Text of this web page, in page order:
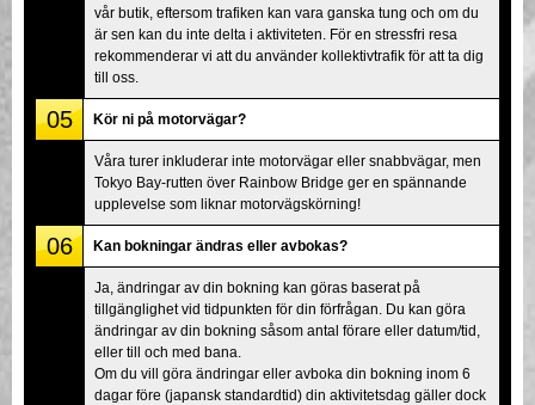
vår butik, eftersom trafiken kan vara ganska tung och om du
är sen kan du inte delta i aktiviteten. För en stressfri resa
rekommenderar vi att du använder kollektivtrafik för att ta dig
till oss.
05 Kör ni på motorvägar?
Våra turer inkluderar inte motorvägar eller snabbvägar, men
Tokyo Bay-rutten över Rainbow Bridge ger en spännande
upplevelse som liknar motorvägskörning!
06 Kan bokningar ändras eller avbokas?
Ja, ändringar av din bokning kan göras baserat på
tillgänglighet vid tidpunkten för din förfrågan. Du kan göra
ändringar av din bokning såsom antal förare eller datum/tid,
eller till och med bana.
Om du vill göra ändringar eller avboka din bokning inom 6
dagar före (japansk standardtid) din aktivitetsdag gäller dock